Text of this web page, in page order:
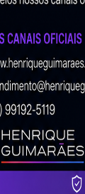
de